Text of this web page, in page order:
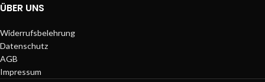
ÜBER UNS
Widerrufsbelehrung
Datenschutz
AGB
Impressum